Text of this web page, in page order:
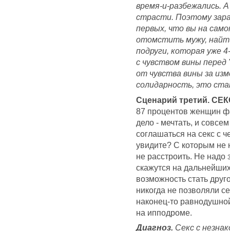
время-и-разбежались.
страсти. Поэтому
первых, что вы на
отомстить мужу,
подруги, которая уже
с чувством вины
от чувства вины за
солидарность, это
Сценарий третий.
87 процентов женщин
дело - мечтать, и
соглашаться на секс с
увидите? С которым не
не расстроить. Не надо
скажутся на
возможность стать
никогда не позволяли
наконец-то
на ипподроме.
Диагноз. Секс с